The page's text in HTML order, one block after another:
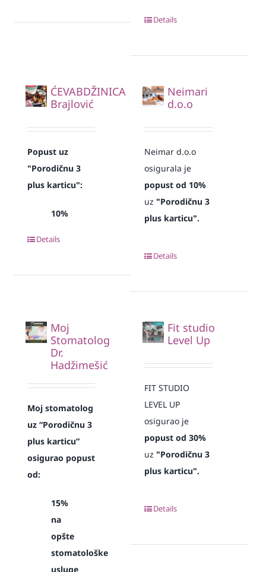
Details
ĆEVABDŽINICA
Brajlović
Popust uz
"Porodičnu 3
plus karticu":
10%
Details
Neimari
d.o.o
Neimar d.o.o
osigurala je
popust od 10%
uz"Porodičnu 3
plus karticu".
Details
Moj
Stomatolog
Dr.
Hadžimešić
Moj stomatolog
uz “Porodičnu 3
plus karticu”
osigurao popust
od:
15%
na
opšte
stomatološke
usluge
Fit studio
Level Up
FIT STUDIO
LEVEL UP
osigurao je
popust od 30%
uz"Porodičnu 3
plus karticu".
Details